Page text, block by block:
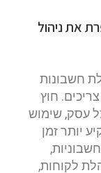
את ניהול
חשבונות
חוץ
עסק, שימוש
יותר זמן
לקוחות,